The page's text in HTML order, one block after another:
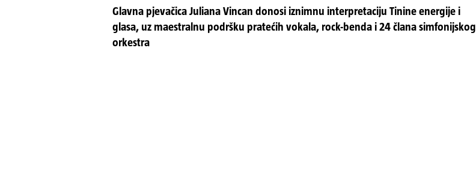
Glavna pjevačica Juliana Vincan donosi iznimnu interpretaciju Tinine energije i
glasa, uz maestralnu podršku pratećih vokala, rock-benda i 24 člana simfonijskog
orkestra